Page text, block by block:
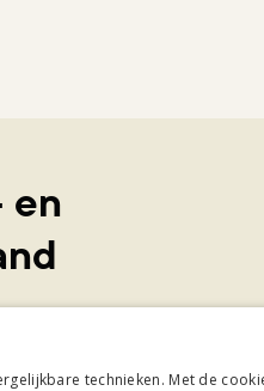
en
technieken. Met de